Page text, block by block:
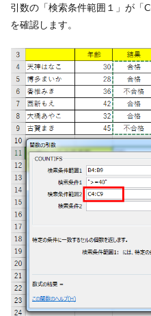
引数の「検索条件範囲１」が「
を確認します。